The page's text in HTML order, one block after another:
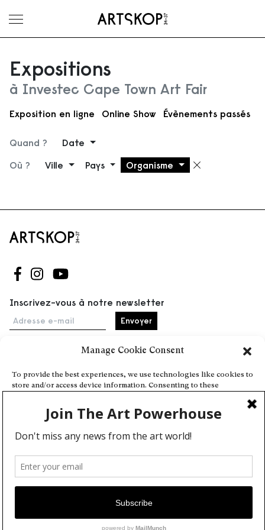
Manage Cookie Consent
To provide the best experiences, we use technologies like cookies to
store and/or access device information. Consenting to these
or unique IDs on this site. Not consenting or withdrawing consent,
may adversely affect certain features and functions.
Deny
View preferences
Ouvrir le menu
Expositions
à Investec Cape Town Art Fair
Exposition en ligne Online Show Évènements passés
Quand ?
Date
Où ?
Ville Pays Organisme
Suivez-nous sur Facebook
Suivez-nous sur Instagram
Suivez-nous sur Youtube
Inscrivez-vous à notre newsletter
Adresse e-mail
Accueil
Événements
À propos
Partenaires
Contact
Conditions générales
Confidentialité et cookies
Communiquer votre événement